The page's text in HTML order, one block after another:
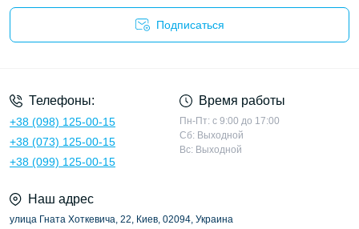
Подписаться
Телефоны:
+38 (098) 125-00-15
+38 (073) 125-00-15
+38 (099) 125-00-15
Время работы
Пн-Пт: с 9:00 до 17:00
Сб: Выходной
Вс: Выходной
Наш адрес
улица Гната Хоткевича, 22, Киев, 02094, Украина